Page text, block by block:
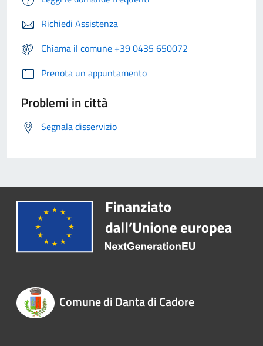
Richiedi Assistenza
Chiama il comune +39 0435 650072
Prenota un appuntamento
Problemi in città
Segnala disservizio
Comune di Danta di Cadore